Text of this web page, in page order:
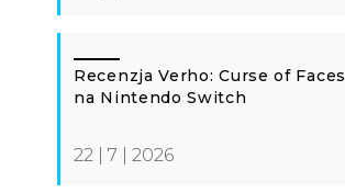
Recenzja Verho: Curse of Faces
na Nintendo Switch
22 | 7 | 2026